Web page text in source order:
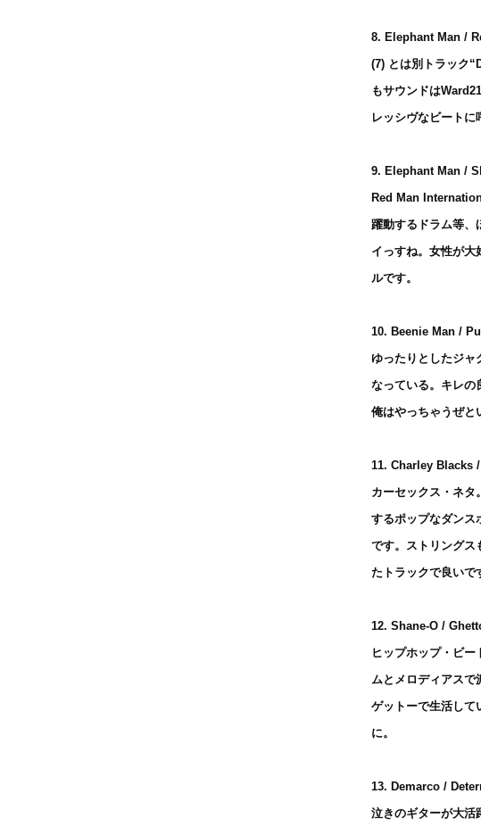
8. Elephant Man /
(7) とは別トラック
もサウンドは
レッシヴなビートに
9. Elephant Man /
Red Man
躍動するドラム等、
イっすね。女性が大
ルです。
10. Beenie Man /
ゆったりとしたジャ
なっている。キレの
俺はやっちゃうぜと
11. Charley Blacks
カーセックス・ネタ
するポップなダンス
です。ストリングス
たトラックで良いで
12. Shane-O /
ヒップホップ・ビ
ムとメロディアスで
ゲットーで生活して
に。
13. Demarco /
泣きのギターが大活